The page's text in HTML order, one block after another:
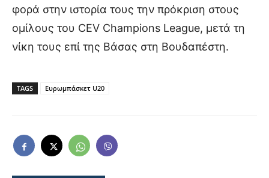
φορά στην ιστορία τους την πρόκριση στους
ομίλους του CEV Champions League, μετά τη
νίκη τους επί της Βάσας στη Βουδαπέστη.
TAGS Ευρωμπάσκετ U20